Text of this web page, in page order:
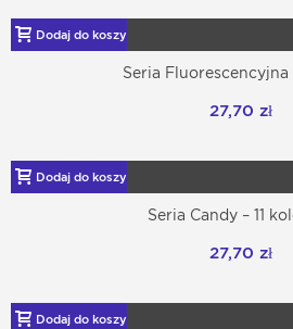
Dodaj do koszyka
Seria Fluorescencyjna
27,70 zł
Dodaj do koszyka
Seria Candy – 11
27,70 zł
Dodaj do koszyka